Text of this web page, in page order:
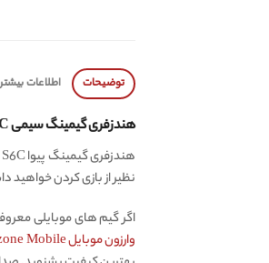
توضیحات اطلاعات بیشتر
هندزفری گیمینگ سیمی Type C پیوا PIVA S6C، دارای کارت صدای داخلی
نظیر از بازی کردن
اگر گیم های موبایلی
وارزون موبایل Warzone Mobile